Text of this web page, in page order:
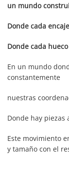
un mundo
Donde cada
Donde cada
En un mundo
constantemente
nuestras
Donde hay piezas
Este movimiento
y tamaño con el